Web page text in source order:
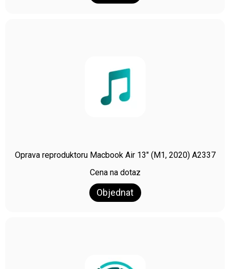
Oprava reproduktoru Macbook Air 13″ (M1, 2020) A2337
Cena na dotaz
Objednat